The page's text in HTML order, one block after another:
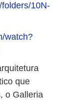
10N-
watch?
que
o Galleria